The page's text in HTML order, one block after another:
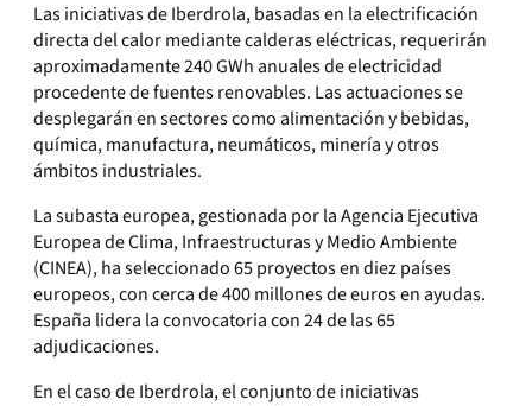
Las iniciativas de Iberdrola, basadas en la electrificación
directa del calor mediante calderas eléctricas, requerirán
aproximadamente 240 GWh anuales de electricidad
procedente de fuentes renovables. Las actuaciones se
desplegarán en sectores como alimentación y bebidas,
química, manufactura, neumáticos, minería y otros
ámbitos industriales.
La subasta europea, gestionada por la Agencia Ejecutiva
Europea de Clima, Infraestructuras y Medio Ambiente
(CINEA), ha seleccionado 65 proyectos en diez países
europeos, con cerca de 400 millones de euros en ayudas.
España lidera la convocatoria con 24 de las 65
adjudicaciones.
En el caso de Iberdrola, el conjunto de iniciativas